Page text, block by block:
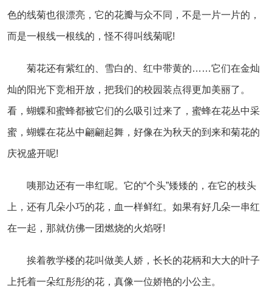
色的线菊也很漂亮，它的花瓣与众不同，不是一片一片的，
而是一根线一根线的，怪不得叫线菊呢!
菊花还有紫红的、雪白的、红中带黄的……它们在金灿
灿的阳光下竞相开放，把我们的校园装点得更加美丽了。
看，蝴蝶和蜜蜂都被它们的么吸引过来了，蜜蜂在花丛中采
蜜，蝴蝶在花丛中翩翩起舞，好像在为秋天的到来和菊花的
庆祝盛开呢!
咦那边还有一串红呢。它的“个头”矮矮的，在它的枝头
上，还有几朵小巧的花，血一样鲜红。如果有好几朵一串红
在一起，那就仿佛一团燃烧的火焰呀!
挨着教学楼的花叫做美人娇，长长的花柄和大大的叶子
上托着一朵红彤彤的花，真像一位娇艳的小公主。